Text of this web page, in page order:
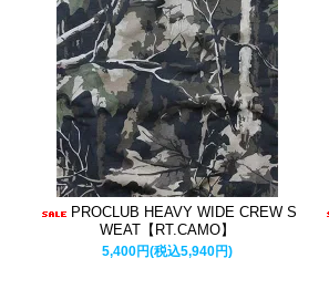
PROCLUB HEAVY WIDE CREW S
WEAT【RT.CAMO】
5,400円(税込5,940円)